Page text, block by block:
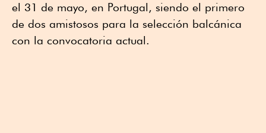
el 31 de mayo, en Portugal, siendo el primero
de dos amistosos para la selección balcánica
con la convocatoria actual.